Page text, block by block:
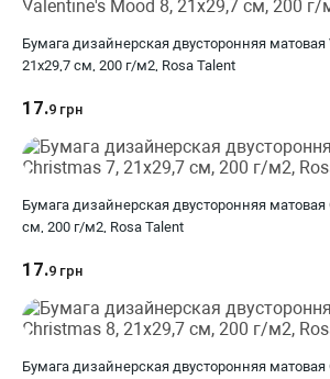
Бумага дизайнерская двусторонняя матовая
21х29,7 см, 200 г/м2, Rosa Talent
17.9 грн
Бумага дизайнерская двусторонняя матовая
см, 200 г/м2, Rosa Talent
17.9 грн
Бумага дизайнерская двусторонняя матовая